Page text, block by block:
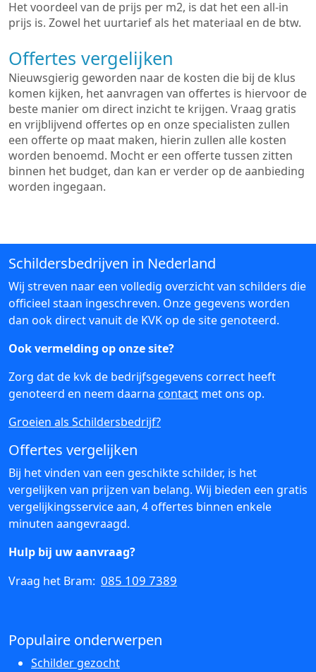
Het voordeel van de prijs per m2, is dat het een all-in
prijs is. Zowel het uurtarief als het materiaal en de btw.
Offertes vergelijken
Nieuwsgierig geworden naar de kosten die bij de klus
komen kijken, het aanvragen van offertes is hiervoor de
beste manier om direct inzicht te krijgen. Vraag gratis
en vrijblijvend offertes op en onze specialisten zullen
een offerte op maat maken, hierin zullen alle kosten
worden benoemd. Mocht er een offerte tussen zitten
binnen het budget, dan kan er verder op de aanbieding
worden ingegaan.
Schildersbedrijven in Nederland
Wij streven naar een volledig overzicht van schilders die
officieel staan ingeschreven. Onze gegevens worden
dan ook direct vanuit de KVK op de site genoteerd.
Ook vermelding op onze site?
Zorg dat de kvk de bedrijfsgegevens correct heeft
genoteerd en neem daarna contact met ons op.
Groeien als Schildersbedrijf?
Offertes vergelijken
Bij het vinden van een geschikte schilder, is het
vergelijken van prijzen van belang. Wij bieden een gratis
vergelijkingsservice aan, 4 offertes binnen enkele
minuten aangevraagd.
Hulp bij uw aanvraag?
Vraag het Bram: 085 109 7389
Populaire onderwerpen
Schilder gezocht